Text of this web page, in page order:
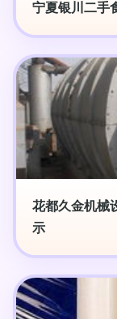
宁夏银川二手
花都久金机械
示